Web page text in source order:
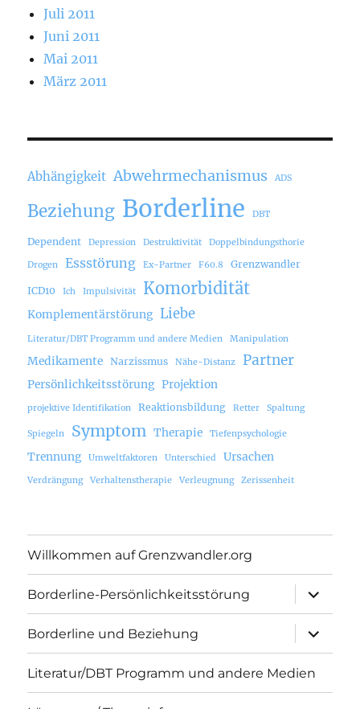
Juli 2011
Juni 2011
Mai 2011
März 2011
Abhängigkeit Abwehrmechanismus ADS
Beziehung Borderline DBT
Dependent Depression Destruktivität Doppelbindungsthorie
Drogen Essstörung Ex-Partner F60.8 Grenzwandler
ICD10 Ich Impulsivität Komorbidität
Komplementärstörung Liebe
Literatur/DBT Programm und andere Medien Manipulation
Medikamente Narzissmus Nähe-Distanz Partner
Persönlichkeitsstörung Projektion
projektive Identifikation Reaktionsbildung Retter Spaltung
Spiegeln Symptom Therapie Tiefenpsychologie
Trennung Umweltfaktoren Unterschied Ursachen
Verdrängung Verhaltenstherapie Verleugnung Zerissenheit
Willkommen auf Grenzwandler.org
Borderline-Persönlichkeitsstörung
öffnen
Borderline und Beziehung
öffnen
Literatur/DBT Programm und andere Medien